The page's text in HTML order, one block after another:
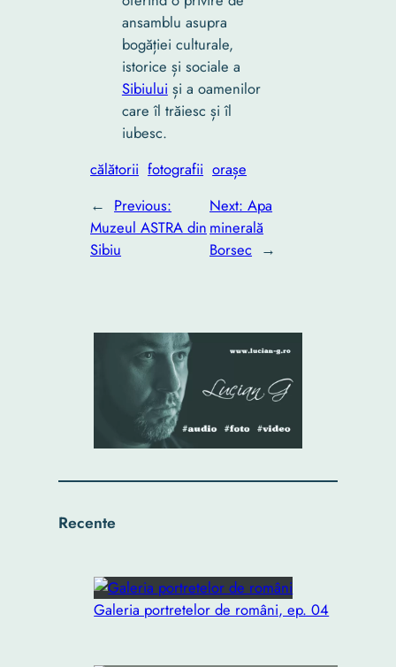
ansamblu asupra
bogăției culturale,
istorice și sociale a
Sibiului și a oamenilor
care îl trăiesc și îl
iubesc.
călătorii fotografii orașe
← Previous:
Muzeul ASTRA din
Sibiu
Next:Apa
minerală
Borsec →
Recente
Galeria portretelor de români, ep. 04